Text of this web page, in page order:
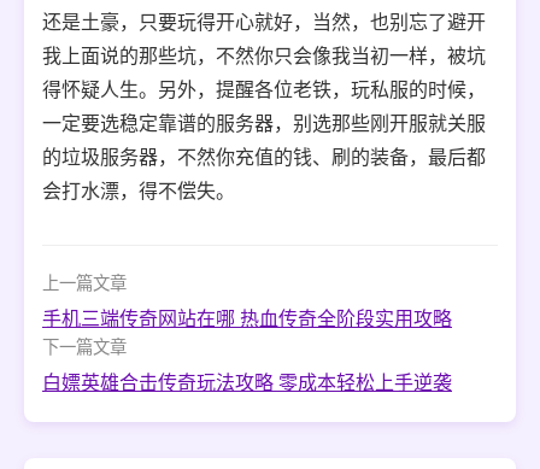
还是土豪，只要玩得开心就好，当然，也别忘了避开
我上面说的那些坑，不然你只会像我当初一样，被坑
得怀疑人生。另外，提醒各位老铁，玩私服的时候，
一定要选稳定靠谱的服务器，别选那些刚开服就关服
的垃圾服务器，不然你充值的钱、刷的装备，最后都
会打水漂，得不偿失。
上一篇文章
手机三端传奇网站在哪 热血传奇全阶段实用攻略
下一篇文章
白嫖英雄合击传奇玩法攻略 零成本轻松上手逆袭